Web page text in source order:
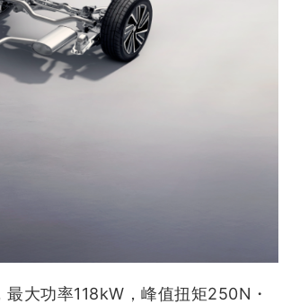
大功率118kW，峰值扭矩250N・